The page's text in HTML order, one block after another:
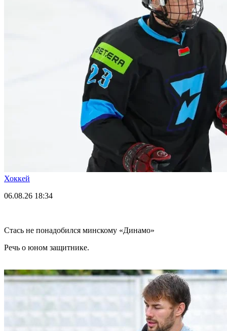
Хоккей
06.08.26 18:34
Стась не понадобился минскому «Динамо»
Речь о юном защитнике.